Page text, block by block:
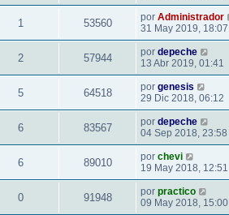
1 53560 por Administrador
31 May 2019, 18:07
2 57944 por depeche
13 Abr 2019, 01:41
5 64518 por genesis
29 Dic 2018, 06:12
6 83567 por depeche
04 Sep 2018, 23:58
6 89010 por chevi
19 May 2018, 12:51
0 91948 por practico
09 May 2018, 15:00